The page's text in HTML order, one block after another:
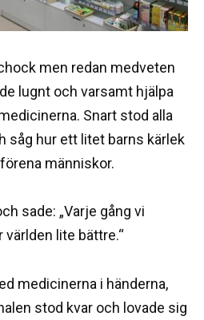
men redan medveten
lugnt och varsamt hjälpa
Snart stod alla
såg hur ett litet barns kärlek
människor.
sade: „Varje gång vi
världen lite bättre.“
medicinerna i händerna,
stod kvar och lovade sig